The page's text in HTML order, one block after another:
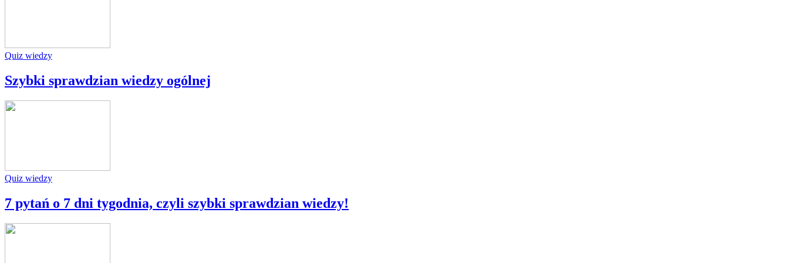
Quiz wiedzy
Szybki sprawdzian wiedzy ogólnej
Quiz wiedzy
7 pytań o 7 dni tygodnia, czyli szybki sprawdzian wiedzy!